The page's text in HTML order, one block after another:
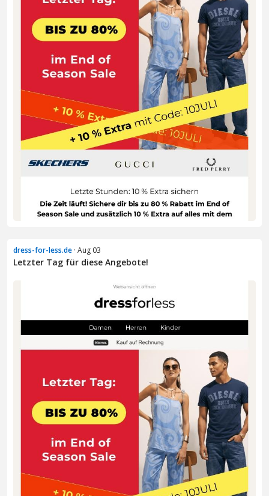
dress-for-less.de · Aug 03
Letzter Tag für diese Angebote!